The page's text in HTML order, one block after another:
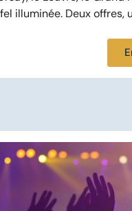
illuminée. Deux offres,